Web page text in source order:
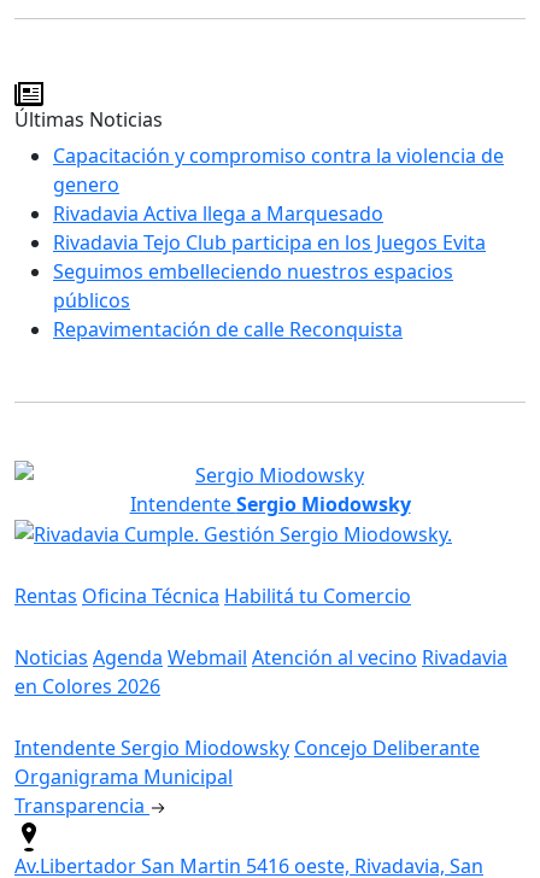
Últimas Noticias
Capacitación y compromiso contra la violencia de
genero
Rivadavia Activa llega a Marquesado
Rivadavia Tejo Club participa en los Juegos Evita
Seguimos embelleciendo nuestros espacios
públicos
Repavimentación de calle Reconquista
IntendenteSergio Miodowsky
Rentas Oficina Técnica Habilitá tu Comercio
Noticias Agenda Webmail Atención al vecino Rivadavia
en Colores 2026
Intendente Sergio Miodowsky Concejo Deliberante
Organigrama Municipal
Transparencia
Av.Libertador San Martin 5416 oeste, Rivadavia, San